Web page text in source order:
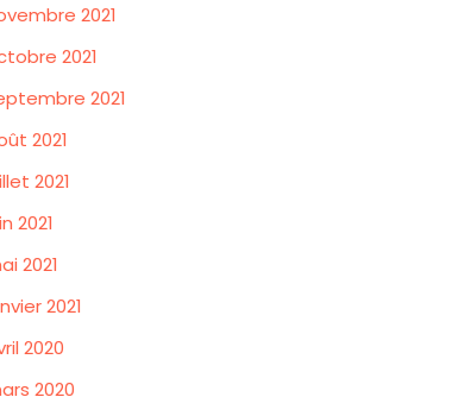
2021
2021
2021
2021
2021
2021
2021
2021
2020
2020